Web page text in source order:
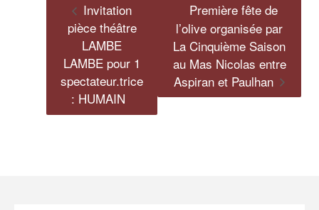
Invitation
pièce théâtre
LAMBE
LAMBE pour 1
spectateur.trice
: HUMAIN
Première fête de
l’olive organisée par
La Cinquième Saison
au Mas Nicolas entre
Aspiran et Paulhan